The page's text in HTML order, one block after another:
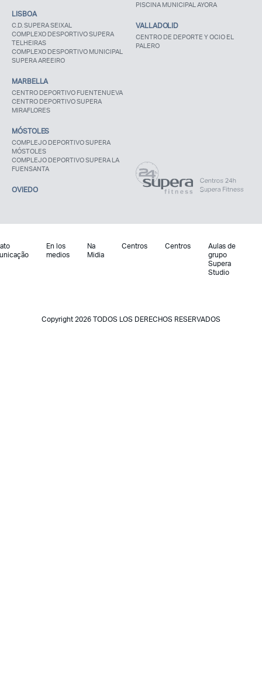
LISBOA
C.D. SUPERA SEIXAL
COMPLEXO DESPORTIVO SUPERA
TELHEIRAS
COMPLEXO DESPORTIVO MUNICIPAL
SUPERA AREEIRO
MARBELLA
CENTRO DEPORTIVO FUENTENUEVA
CENTRO DEPORTIVO SUPERA
MIRAFLORES
MÓSTOLES
COMPLEJO DEPORTIVO SUPERA
MÓSTOLES
COMPLEJO DEPORTIVO SUPERA LA
FUENSANTA
OVIEDO
PISCINA MUNICIPAL AYORA
VALLADOLID
CENTRO DE DEPORTE Y OCIO EL
PALERO
En los
medios
Na
Midia
Centros Centros
Aulas de
grupo
Supera
Studio
Copyright 2026 TODOS LOS DERECHOS RESERVADOS